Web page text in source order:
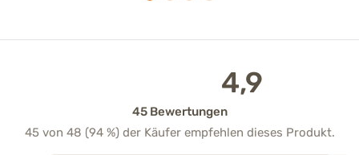
4,9
45 Bewertungen
45 von 48 (94 %) der Käufer empfehlen dieses Produkt.